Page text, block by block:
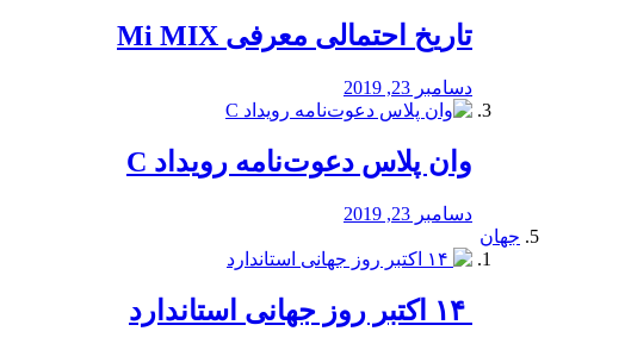
تاریخ احتمالی معرفی Mi MIX
دسامبر 23, 2019
وان پلاس دعوت‌نامه رویداد C
دسامبر 23, 2019
جهان